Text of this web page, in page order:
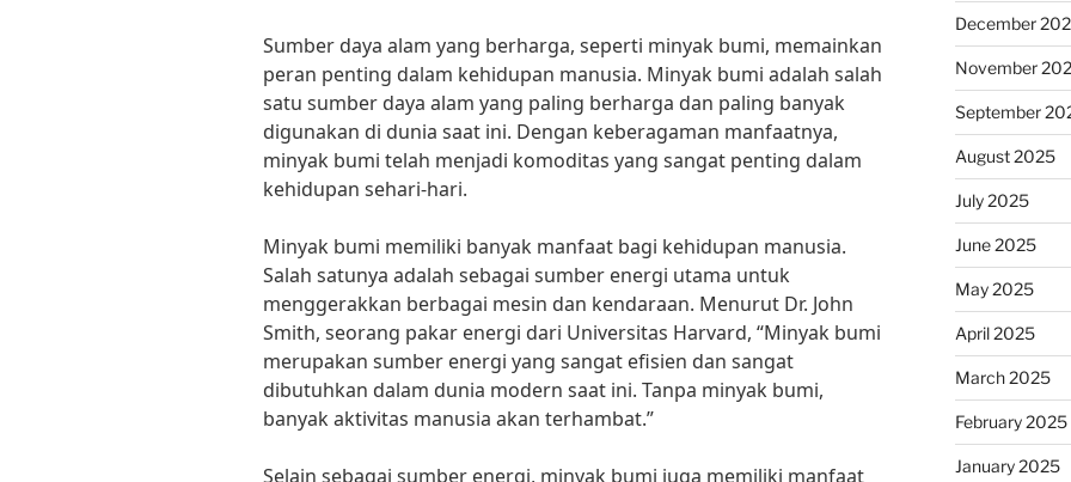
Sumber daya alam yang berharga, seperti minyak bumi, memainkan
peran penting dalam kehidupan manusia. Minyak bumi adalah salah
satu sumber daya alam yang paling berharga dan paling banyak
digunakan di dunia saat ini. Dengan keberagaman manfaatnya,
minyak bumi telah menjadi komoditas yang sangat penting dalam
kehidupan sehari-hari.
Minyak bumi memiliki banyak manfaat bagi kehidupan manusia.
Salah satunya adalah sebagai sumber energi utama untuk
menggerakkan berbagai mesin dan kendaraan. Menurut Dr. John
Smith, seorang pakar energi dari Universitas Harvard, “Minyak bumi
merupakan sumber energi yang sangat efisien dan sangat
dibutuhkan dalam dunia modern saat ini. Tanpa minyak bumi,
banyak aktivitas manusia akan terhambat.”
Selain sebagai sumber energi, minyak bumi juga memiliki manfaat
December
November
September
August 2025
July 2025
June 2025
May 2025
April 2025
March 2025
February 2025
January 2025